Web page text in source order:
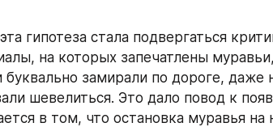
гипотеза стала подвергаться
на которых запечатлены
буквально замирали по дороге, даже
шевелиться. Это дало повод к
в том, что остановка муравья на